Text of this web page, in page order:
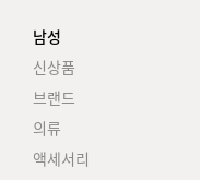
남성
신상품
브랜드
의류
액세서리